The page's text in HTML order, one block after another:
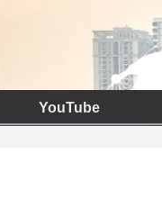
YouTube